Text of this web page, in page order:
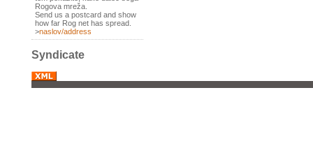
Rogova mreža.
Send us a postcard and show
how far Rog net has spread.
>naslov/address
Syndicate